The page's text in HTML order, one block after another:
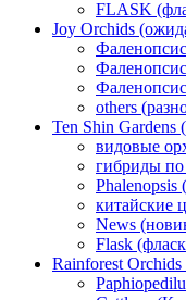
FLASK
Joy Orchids
others
Ten Shin Gardens
видовые
гибриды по
китайские
News
Flask
Rainforest